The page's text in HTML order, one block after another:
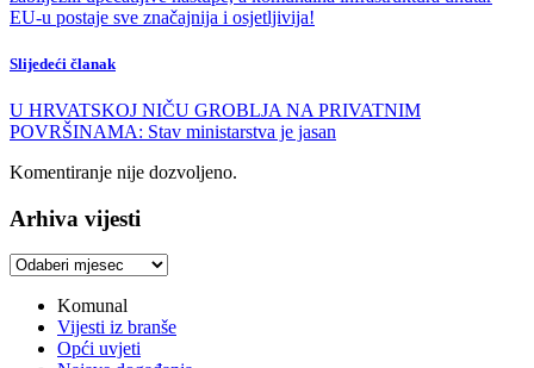
EU-u postaje sve značajnija i osjetljivija!
Slijedeći članak
U HRVATSKOJ NIČU GROBLJA NA PRIVATNIM
POVRŠINAMA: Stav ministarstva je jasan
Komentiranje nije dozvoljeno.
Arhiva vijesti
Arhiva
Komunal
Vijesti iz branše
Opći uvjeti